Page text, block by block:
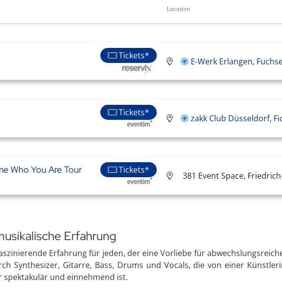
Location
Tickets*
E-Werk Erlangen,
Tickets*
zakk Club Düsseldorf,
Who You Are Tour Tickets*
381 Event Space,
Erfahrung
Erfahrung für jeden, der eine Vorliebe für
Synthesizer, Gitarre, Bass, Drums und Vocals, die von einer
spektakulär und einnehmend ist.